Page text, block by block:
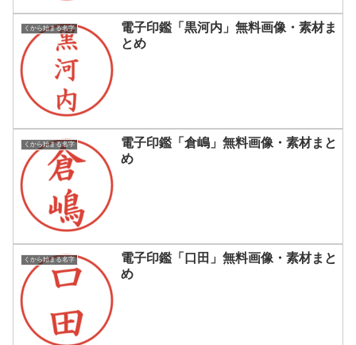
くから始まる名字
電子印鑑「黒河内」無料画像・素材ま
とめ
くから始まる名字
電子印鑑「倉嶋」無料画像・素材まと
め
くから始まる名字
電子印鑑「口田」無料画像・素材まと
め